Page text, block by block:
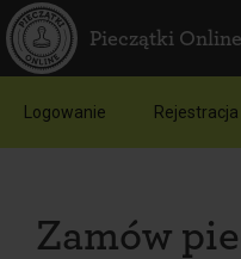
Pieczątki Online
Logowanie Rejestracja
Zamów